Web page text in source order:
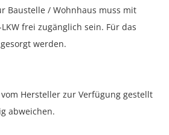
Baustelle / Wohnhaus muss mit
frei zugänglich sein. Für das
werden.
Hersteller zur Verfügung gestellt
abweichen.